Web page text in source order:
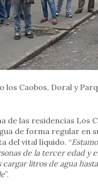
los Caobos, Doral y
de las residencias
de forma regular en
del vital líquido. “
de la tercer edad y
litros de agua
”.